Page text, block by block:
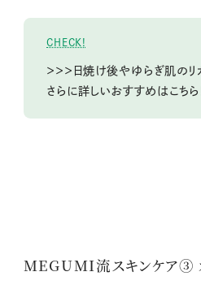
CHECK!
＞＞＞日焼け後やゆらぎ肌のリ
さらに詳しいおすすめはこちら
MEGUMI流スキンケア③